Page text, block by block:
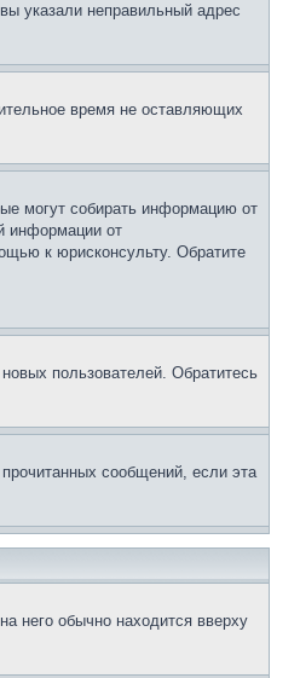
указали неправильный адрес
время не оставляющих
могут собирать информацию от
информации от
к юрисконсульту. Обратите
пользователей. Обратитесь
сообщений, если эта
него обычно находится вверху